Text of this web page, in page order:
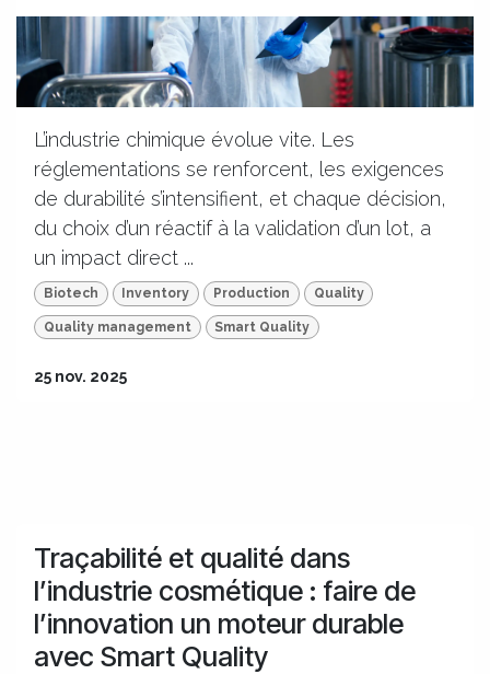
L’industrie chimique évolue vite. Les
réglementations se renforcent, les exigences
de durabilité s’intensifient, et chaque décision,
du choix d’un réactif à la validation d’un lot, a
un impact direct ...
Biotech Inventory Production Quality
Quality management Smart Quality
25 nov. 2025
Traçabilité et qualité dans
l’industrie cosmétique : faire de
l’innovation un moteur durable
avec Smart Quality